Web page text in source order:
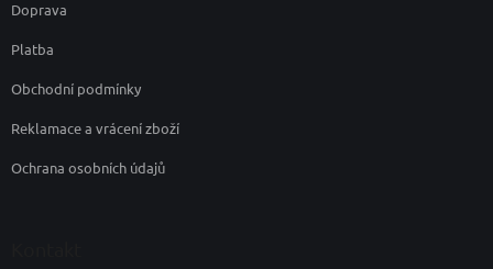
Doprava
Platba
Obchodní podmínky
Reklamace a vrácení zboží
Ochrana osobních údajů